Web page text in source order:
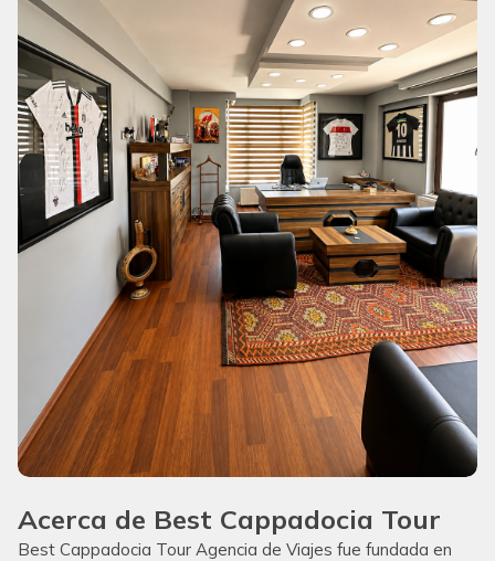
Acerca de Best Cappadocia Tour
Best Cappadocia Tour Agencia de Viajes fue fundada en